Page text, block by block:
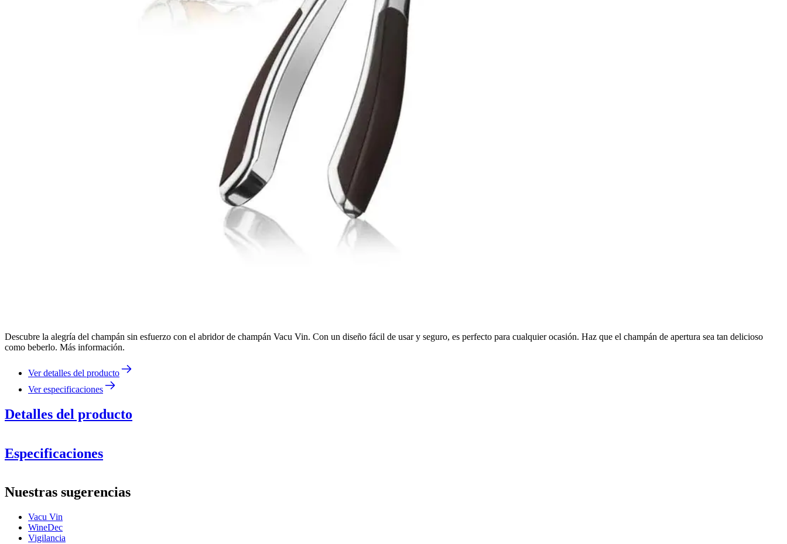
Descubre la alegría del champán sin esfuerzo con el abridor de champán Vacu Vin. Con un diseño fácil de usar y seguro, es perfecto para cualquier ocasión. Haz que el champán de apertura sea tan delicioso
como beberlo. Más información.
Ver detalles del producto
Ver especificaciones
Detalles del producto
Especificaciones
Número de productoV68625606
Dimensiones (AnxAlxP cm)
Peso (kg)1.52
Nuestras sugerencias
Vacu Vin
WineDec
Vigilancia